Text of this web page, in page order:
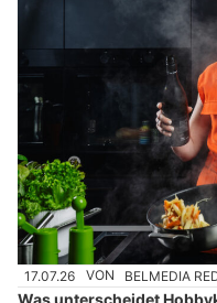
17.07.26 VON BELMEDIA
Was unterscheidet